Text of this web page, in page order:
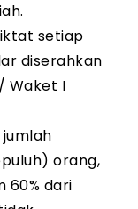
setiap
diserahkan
Waket I
orang,
60% dari